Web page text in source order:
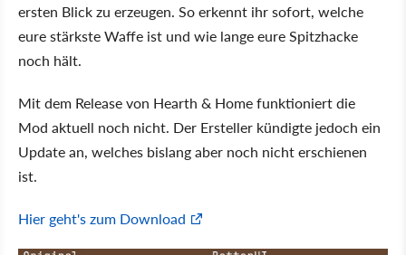
ersten Blick zu erzeugen. So erkennt ihr sofort, welche
eure stärkste Waffe ist und wie lange eure Spitzhacke
noch hält.
Mit dem Release von Hearth & Home funktioniert die
Mod aktuell noch nicht. Der Ersteller kündigte jedoch ein
Update an, welches bislang aber noch nicht erschienen
ist.
Hier geht's zum Download